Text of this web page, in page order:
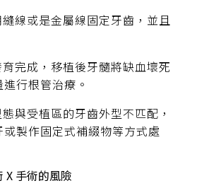
線或是金屬線固定牙齒，並且
完成，移植後牙髓將缺血壞死
行根管治療。
與受植區的牙齒外型不匹配，
製作固定式補綴物等方式處
X 手術的風險